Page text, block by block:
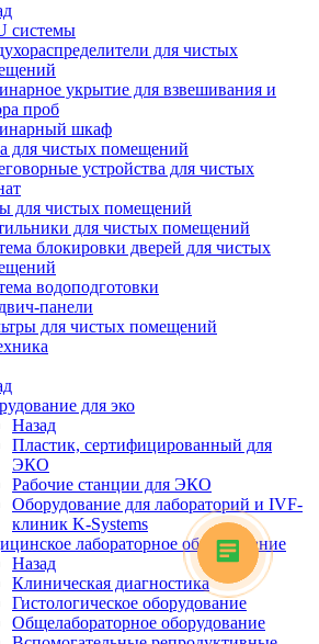
системы
для чистых
укрытие для взвешивания и
проб
шкаф
для чистых помещений
устройства для чистых
для чистых помещений
для чистых помещений
блокировки дверей для чистых
водоподготовки
панели
для чистых помещений
для эко
Назад
Пластик, сертифицированный для
ЭКО
Рабочие станции для ЭКО
Оборудование для лабораторий и IVF-
клиник K-Systems
лабораторное оборудование
Назад
Клиническая диагностика
Гистологическое оборудование
Общелабораторное оборудование